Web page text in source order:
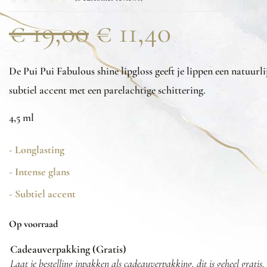
€19,00 € 11,40
De Pui Pui Fabulous shine lipgloss geeft je lippen een
subtiel accent met een parelachtige schittering.
4,5 ml
- Longlasting
- Intense glans
- Subtiel accent
Op voorraad
Cadeauverpakking (Gratis)
Laat je bestelling inpakken als cadeauverpakking, dit is geheel gratis.